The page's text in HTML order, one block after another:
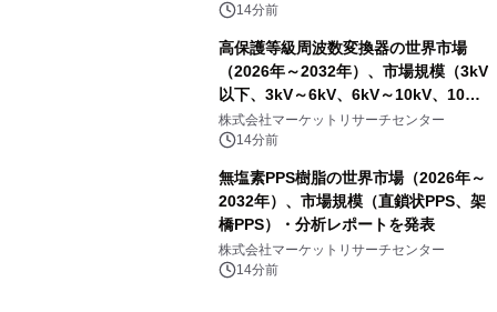
ー、その他）・分析レポートを発表
14分前
高保護等級周波数変換器の世界市場
（2026年～2032年）、市場規模（3kV
以下、3kV～6kV、6kV～10kV、10kV
超）・分析レポートを発表
株式会社マーケットリサーチセンター
14分前
無塩素PPS樹脂の世界市場（2026年～
2032年）、市場規模（直鎖状PPS、架
橋PPS）・分析レポートを発表
株式会社マーケットリサーチセンター
14分前